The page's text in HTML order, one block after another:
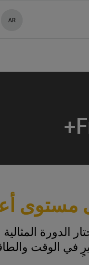
AR
مستوى
في الوقت